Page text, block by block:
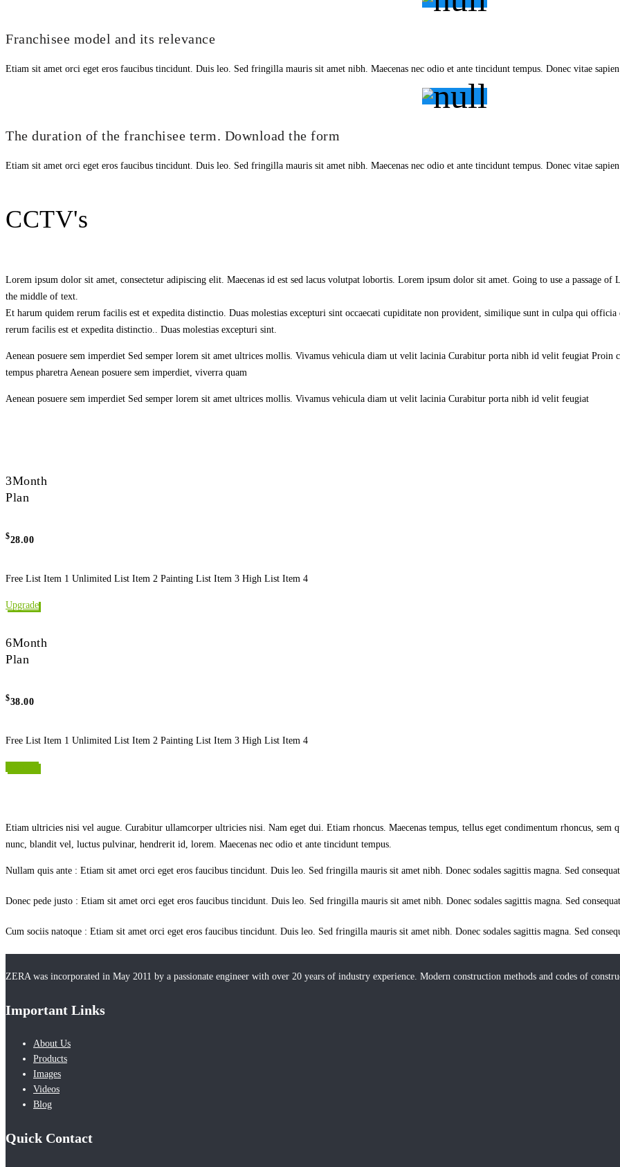
Franchisee model and its relevance
Etiam sit amet orci eget eros faucibus tincidunt. Duis leo. Sed fringilla mauris sit amet nibh. Maecenas nec odio et ante tincidunt tempus. Donec vitae
The duration of the franchisee term. Download the form
Etiam sit amet orci eget eros faucibus tincidunt. Duis leo. Sed fringilla mauris sit amet nibh. Maecenas nec odio et ante tincidunt tempus. Donec vitae
CCTV's
Lorem ipsum dolor sit amet, consectetur adipiscing elit. Maecenas id est sed lacus volutpat lobortis. Lorem ipsum dolor sit amet. Going to use a passage
the middle of text.
Et harum quidem rerum facilis est et expedita distinctio. Duas molestias excepturi sint occaecati cupiditate non provident, similique sunt in culpa qui
rerum facilis est et expedita distinctio.. Duas molestias excepturi sint.
Aenean posuere sem imperdiet Sed semper lorem sit amet ultrices mollis. Vivamus vehicula diam ut velit lacinia Curabitur porta nibh id velit feugiat
tempus pharetra Aenean posuere sem imperdiet, viverra quam
Aenean posuere sem imperdiet Sed semper lorem sit amet ultrices mollis. Vivamus vehicula diam ut velit lacinia Curabitur porta nibh id velit feugiat
3Month
Plan
$28.00
Free List Item 1 Unlimited List Item 2 Painting List Item 3 High List Item 4
Upgrade
6Month
Plan
$38.00
Free List Item 1 Unlimited List Item 2 Painting List Item 3 High List Item 4
Etiam ultricies nisi vel augue. Curabitur ullamcorper ultricies nisi. Nam eget dui. Etiam rhoncus. Maecenas tempus, tellus eget condimentum rhoncus, sem
nunc, blandit vel, luctus pulvinar, hendrerit id, lorem. Maecenas nec odio et ante tincidunt tempus.
Nullam quis ante : Etiam sit amet orci eget eros faucibus tincidunt. Duis leo. Sed fringilla mauris sit amet nibh. Donec sodales sagittis magna. Sed
Donec pede justo : Etiam sit amet orci eget eros faucibus tincidunt. Duis leo. Sed fringilla mauris sit amet nibh. Donec sodales sagittis magna. Sed
Cum sociis natoque : Etiam sit amet orci eget eros faucibus tincidunt. Duis leo. Sed fringilla mauris sit amet nibh. Donec sodales sagittis magna. Sed
ZERA was incorporated in May 2011 by a passionate engineer with over 20 years of industry experience. Modern construction methods and codes of
Important Links
About Us
Products
Images
Videos
Blog
Quick Contact